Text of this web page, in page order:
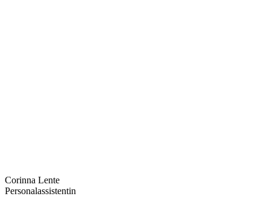
Corinna Lente
Personalassistentin